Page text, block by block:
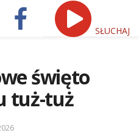
SŁUCHAJ
święto
tuż-tuż